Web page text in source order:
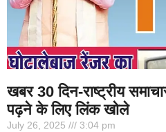
खबर 30 दिन-राष्ट्रीय
पढ़ने के लिए लिंक खोले
July 26, 2025
3:04 pm